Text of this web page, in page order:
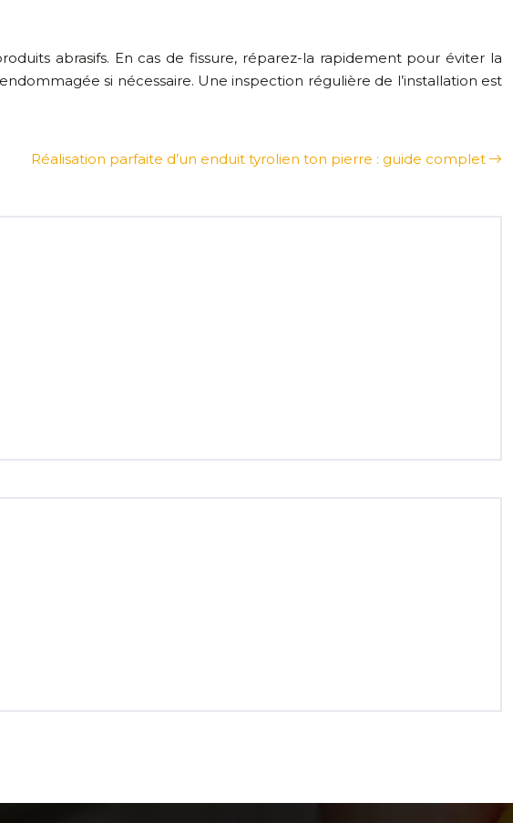
abrasifs. En cas de fissure, réparez-la rapidement pour éviter la
si nécessaire. Une inspection régulière de l’installation est
Réalisation parfaite d’un enduit tyrolien ton pierre : guide complet